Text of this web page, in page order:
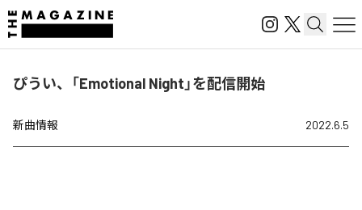
ぴうい、「Emotional Night」を配信開始
新曲情報 2022.6.5